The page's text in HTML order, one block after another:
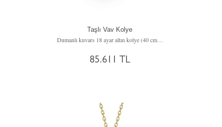
Taşlı Vav Kolye
Dumanlı kuvars 18 ayar altın kolye (40 cm altın rolo zincir)
85.611 TL